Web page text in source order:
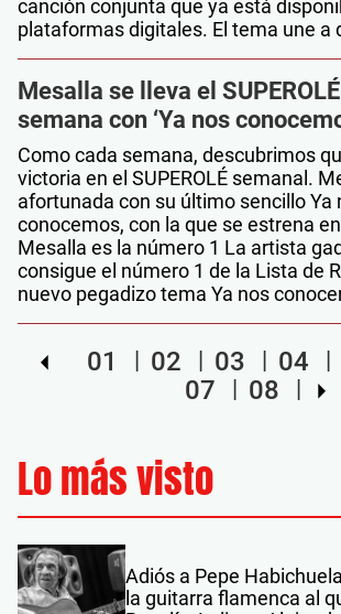
canción conjunta que ya está
plataformas digitales. El tema une a
Mesalla se lleva el
semana con ‘Ya nos
Como cada semana, descubrimos
victoria en el SUPEROLÉ semanal.
afortunada con su último sencillo Ya
conocemos, con la que se estrena
Mesalla es la número 1 La artista
consigue el número 1 de la Lista de
nuevo pegadizo tema Ya nos
01 02 03 04
07
08
Lo más visto
Adiós a Pepe
la guitarra flamenca al